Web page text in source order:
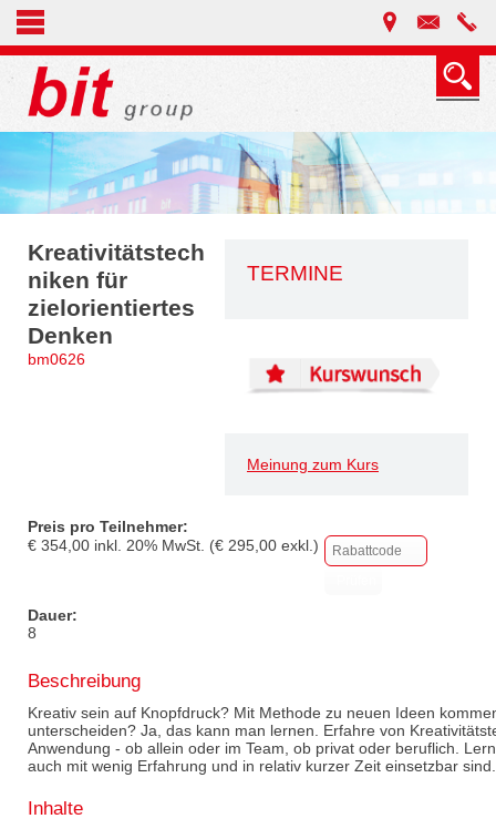
TERMINE
Meinung zum Kurs
Kreativitätstech
niken für
zielorientiertes
Denken
bm0626
Preis pro Teilnehmer:
€ 354,00 inkl. 20% MwSt. (€ 295,00 exkl.)
Dauer:
8
Beschreibung
Kreativ sein auf Knopfdruck? Mit Methode zu neuen Ideen
unterscheiden? Ja, das kann man lernen. Erfahre von
Anwendung - ob allein oder im Team, ob privat oder beruflich.
auch mit wenig Erfahrung und in relativ kurzer Zeit einsetzbar sind.
Inhalte